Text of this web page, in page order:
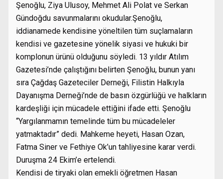
Şenoğlu, Ziya Ulusoy, Mehmet Ali Polat ve Serkan
Gündoğdu savunmalarını okudular.Şenoğlu,
iddianamede kendisine yöneltilen tüm suçlamaların
kendisi ve gazetesine yönelik siyasi ve hukuki bir
komplonun ürünü olduğunu söyledi. 13 yıldır Atılım
Gazetesi’nde çalıştığını belirten Şenoğlu, bunun yanı
sıra Çağdaş Gazeteciler Derneği, Filistin Halkıyla
Dayanışma Derneği’nde de basın özgürlüğü ve halkların
kardeşliği için mücadele ettiğini ifade etti. Şenoğlu
“Yargılanmamın temelinde tüm bu mücadeleler
yatmaktadır” dedi. Mahkeme heyeti, Hasan Ozan,
Fatma Siner ve Fethiye Ok’un tahliyesine karar verdi.
Duruşma 24 Ekim’e ertelendi.
Kendisi de tiryaki olan emekli öğretmen Hasan